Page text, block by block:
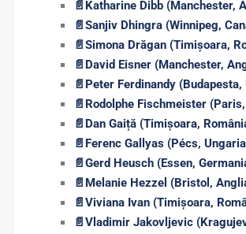
📄 Katharine Dibb (Manchester,
📄Sanjiv Dhingra (Winnipeg,
📄Simona Drăgan (Timișoara,
📄 David Eisner (Manchester,
📄 Peter Ferdinandy (Budapesta,
📄 Rodolphe Fischmeister
📄 Dan Gaiță (Timișoara,
📄 Ferenc Gallyas (Pécs,
📄Gerd Heusch (Essen,
📄 Melanie Hezzel (Bristol,
📄Viviana Ivan (Timișoara,
📄Vladimir Jakovljevic